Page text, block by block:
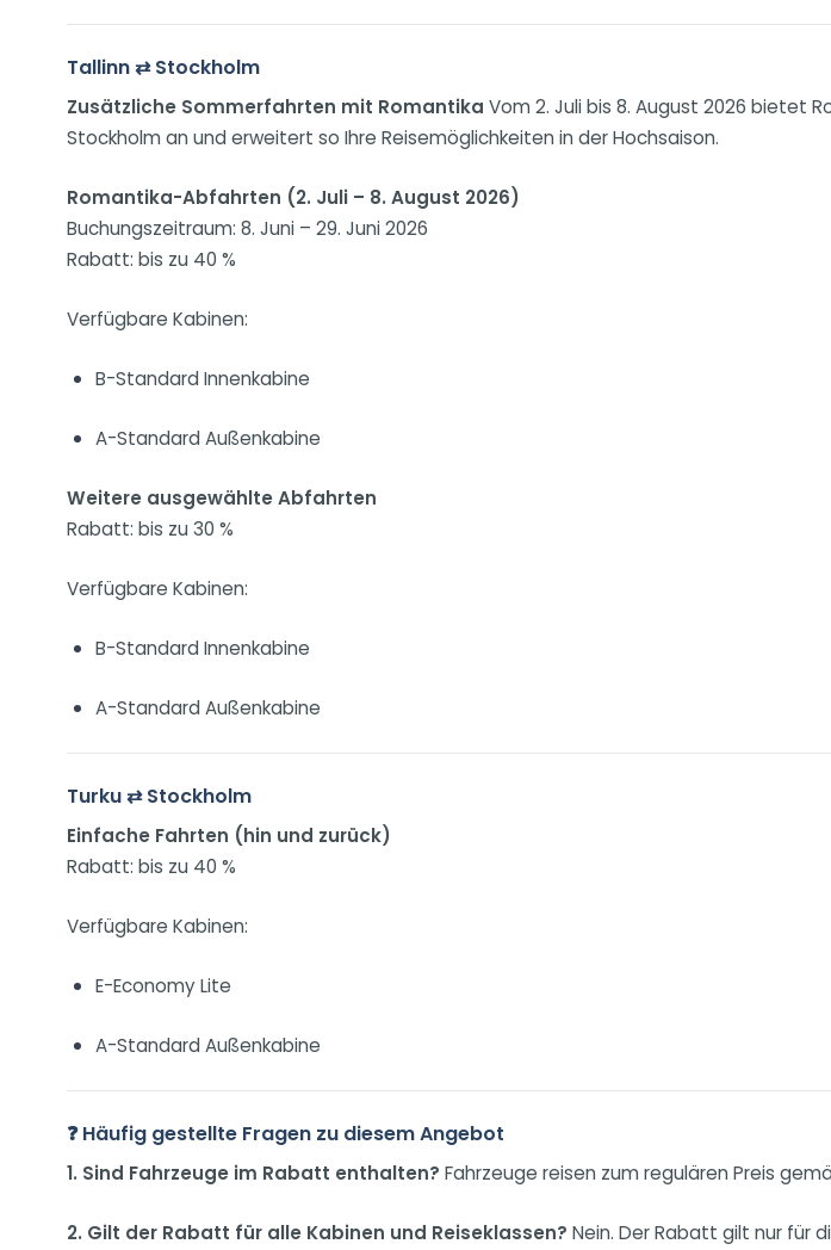
Tallinn ⇄ Stockholm
Zusätzliche Sommerfahrten mit Romantika Vom 2. Juli bis 8. August 2026 bietet
Stockholm an und erweitert so Ihre Reisemöglichkeiten in der Hochsaison.
Romantika-Abfahrten (2. Juli – 8. August 2026)
Buchungszeitraum: 8. Juni – 29. Juni 2026
Rabatt: bis zu 40 %
Verfügbare Kabinen:
B-Standard Innenkabine
A-Standard Außenkabine
Weitere ausgewählte Abfahrten
Rabatt: bis zu 30 %
Verfügbare Kabinen:
B-Standard Innenkabine
A-Standard Außenkabine
Turku ⇄ Stockholm
Einfache Fahrten (hin und zurück)
Rabatt: bis zu 40 %
Verfügbare Kabinen:
E-Economy Lite
A-Standard Außenkabine
❓ Häufig gestellte Fragen zu diesem Angebot
1. Sind Fahrzeuge im Rabatt enthalten? Fahrzeuge reisen zum regulären Preis
2. Gilt der Rabatt für alle Kabinen und Reiseklassen? Nein. Der Rabatt gilt nur für